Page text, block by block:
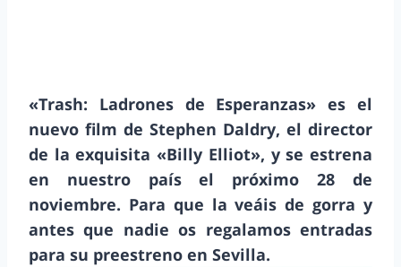
«Trash: Ladrones de Esperanzas» es el
nuevo film de Stephen Daldry, el director
de la exquisita «Billy Elliot», y se estrena
en nuestro país el próximo 28 de
noviembre. Para que la veáis de gorra y
antes que nadie os regalamos entradas
para su preestreno en Sevilla.